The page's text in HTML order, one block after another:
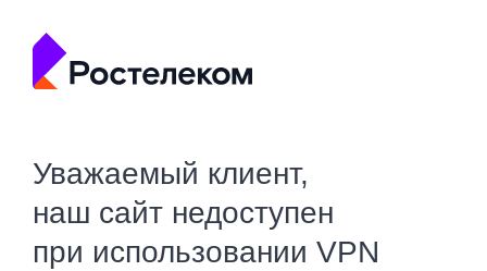
Уважаемый клиент,
наш сайт недоступен
при использовании VPN